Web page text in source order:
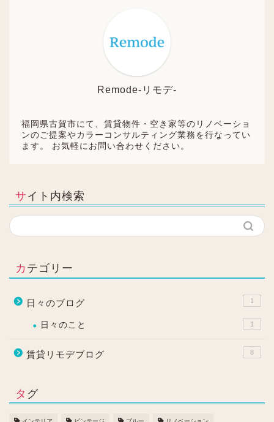
Remode-リモデ-
福岡県古賀市にて、賃貸物件・空き家等のリノベーショ
ンのご提案やカラーコンサルティング業務を行なってい
ます。 お気軽にお問い合わせください。
サイト内検索
カテゴリー
日々のブログ 1
日々のこと 1
賃貸リモデブログ 8
タグ